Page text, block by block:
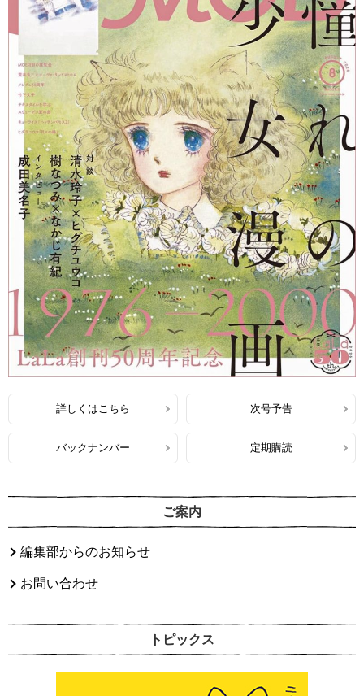
詳しくはこちら 次号予告
バックナンバー 定期購読
ご案内
編集部からのお知らせ
お問い合わせ
トピックス